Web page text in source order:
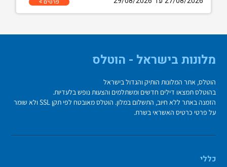
פרטים
מלונות בישראל - הוטלס
הוטלס, אתר המלונות הותיק והגדול בישראל
בהוטלס תמצאו דילים חדשים ומשתלמים והצעות נופש בלעדיות.
הזמנה באתר ללא חיוב, התשלום במלון. הוטלס מאובטח לפי תקן SSL ולא שומר
על פרטי כרטיס האשראי בשרת.
כללי